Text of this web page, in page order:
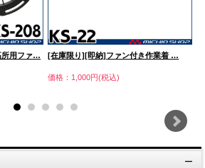
所用ファ… [在庫限り][即納]ファン付き作業着 …
価格：1,000円(税込)